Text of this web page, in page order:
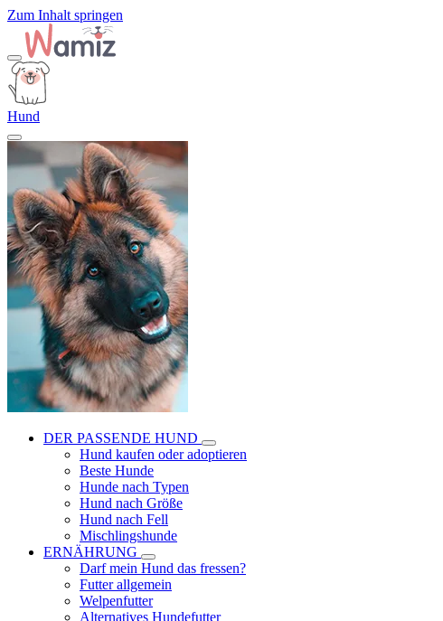
Zum Inhalt springen
Hund
DER PASSENDE HUND
Hund kaufen oder adoptieren
Beste Hunde
Hunde nach Typen
Hund nach Größe
Hund nach Fell
Mischlingshunde
ERNÄHRUNG
Darf mein Hund das fressen?
Futter allgemein
Welpenfutter
Alternatives Hundefutter